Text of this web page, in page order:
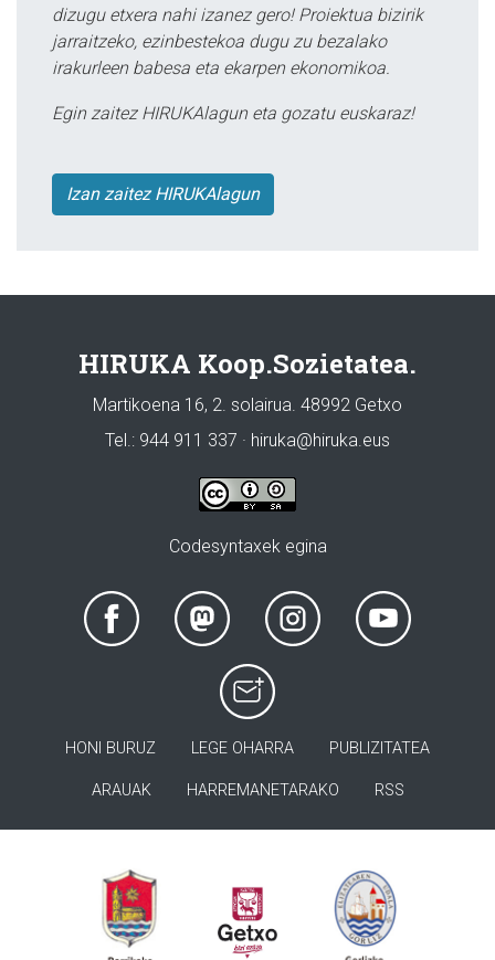
dizugu etxera nahi izanez gero! Proiektua bizirik
jarraitzeko, ezinbestekoa dugu zu bezalako
irakurleen babesa eta ekarpen ekonomikoa.
Egin zaitez HIRUKAlagun eta gozatu euskaraz!
Izan zaitez HIRUKAlagun
HIRUKA Koop.Sozietatea.
Martikoena 16, 2. solairua. 48992 Getxo
Tel.: 944 911 337 · hiruka@hiruka.eus
Codesyntaxek egina
HONI BURUZ LEGE OHARRA PUBLIZITATEA
ARAUAK HARREMANETARAKO RSS